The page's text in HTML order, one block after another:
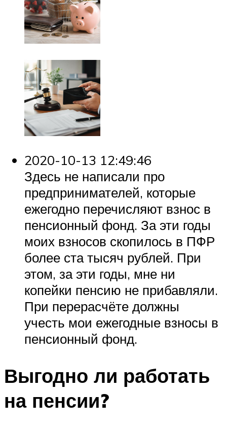
2020-10-13 12:49:46
Здесь не написали про
предпринимателей, которые
ежегодно перечисляют взнос в
пенсионный фонд. За эти годы
моих взносов скопилось в ПФР
более ста тысяч рублей. При
этом, за эти годы, мне ни
копейки пенсию не прибавляли.
При перерасчёте должны
учесть мои ежегодные взносы в
пенсионный фонд.
Выгодно ли работать
на пенсии?